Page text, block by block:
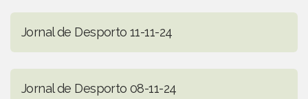
Jornal de Desporto 11-11-24
Jornal de Desporto 08-11-24